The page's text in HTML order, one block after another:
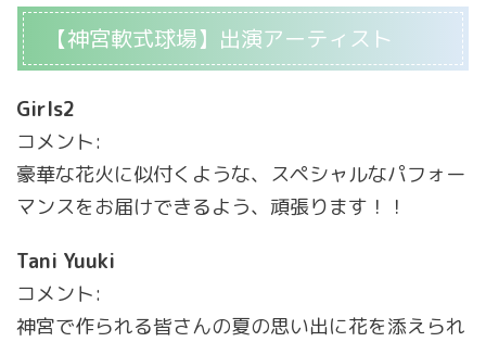
【神宮軟式球場】出演アーティスト
Girls2
コメント:
豪華な花火に似付くような、スペシャルなパフォー
マンスをお届けできるよう、頑張ります！！
Tani Yuuki
コメント:
神宮で作られる皆さんの夏の思い出に花を添えられ